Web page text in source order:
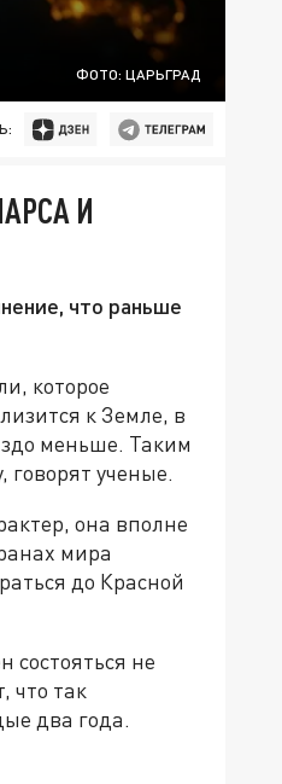
ФОТО: ЦАРЬГРАД
И
что раньше
которое
к Земле, в
меньше. Таким
говорят ученые.
она вполне
мира
до Красной
состояться не
что так
два года.